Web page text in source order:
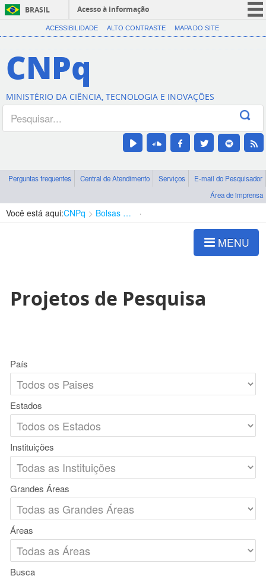
BRASIL
Acesso à informação
CORONAVÍRUS (COVID-19)
Canais
ACESSIBILIDADE ALTO CONTRASTE MAPA DO SITE
CNPq
MINISTÉRIO DA CIÊNCIA, TECNOLOGIA E INOVAÇÕES
Perguntas frequentes Central de Atendimento Serviços
E-mail do Pesquisador
Área de imprensa
Você está aqui:CNPq Bolsas e Auxílios Vigentes
MENU
Projetos de Pesquisa
País
Estados
Instituições
Grandes Áreas
Áreas
Busca